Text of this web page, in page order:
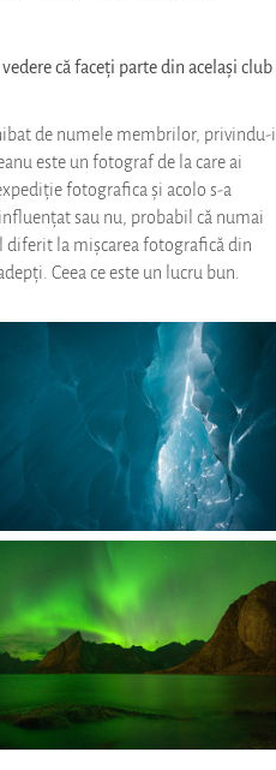
că faceți parte din același club
de numele membrilor, privindu-i
este un fotograf de la care ai
fotografica și acolo s-a
sau nu, probabil că numai
diferit la mișcarea fotografică din
Ceea ce este un lucru bun.